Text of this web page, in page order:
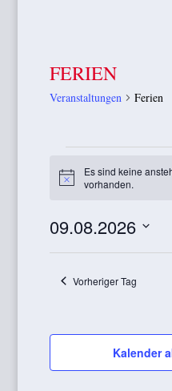
FERIEN
Veranstaltungen Ferien
FÜR
2026
Hinweis
Es sind keine
vorhanden.
09.08.2026
Vorheriger Tag
Kalender